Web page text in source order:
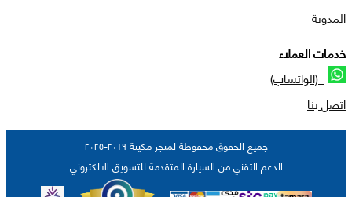
المدونة
خدمات العملاء
(الواتساب)
اتصل بنا
جميع الحقوق محفوظة لمتجر مكينة ٢٠١٩-٢٠٢٥
الدعم التقني من السيارة المتقدمة للتسويق الالكتروني